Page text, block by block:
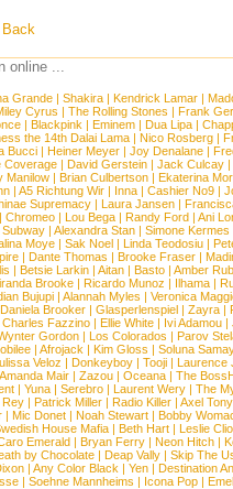
Back
online ...
Grande | Shakira | Kendrick Lamar |
Cyrus | The Rolling Stones | Frank
| Blackpink | Eminem | Dua Lipa |
the 14th Dalai Lama| Nico Rosberg|
Bucci | Heiner Meyer | Joy Denalane |
Coverage | David Gerstein | Jack Culcay |
Manilow| Brian Culbertson| Ekaterina
| A5 Richtung Wir | Inna | Cashier No9 |
Supremacy | Laura Jansen |
| Chromeo | Lou Bega | Randy Ford | Ani
Subway| Alexandra Stan| Simone Kermes
Moye| Sak Noel| Linda Teodosiu|
| Dante Thomas | Brooke Fraser|
| Betsie Larkin| Aitan| Basto| Amber
Brooke| Ricardo Munoz | Ilhama|
Bujupi| Alannah Myles | Veronica
Daniela Brooker | Glasperlenspiel | Zayra |
Charles Fazzino | Ellie White | Ivi Adamou |
Gordon | Los Colorados | Parov
| Afrojack | Kim Gloss | Soluna
Veloz | Donkeyboy| Tooji| Laurence
Amanda Mair| Zazou| Oceana| The
| Yuna | Serebro | Laurent Wery | The
Rey | Patrick Miller | Radio Killer | Axel Tony
| Mic Donet| Noah Stewart| Bobby
House Mafia| Beth Hart| Leslie Clio
Emerald | Bryan Ferry | Neon Hitch |
by Chocolate | Deap Vally | Skip The
| Any Color Black | Yen| Destination
| Soehne Mannheims | Icona Pop|